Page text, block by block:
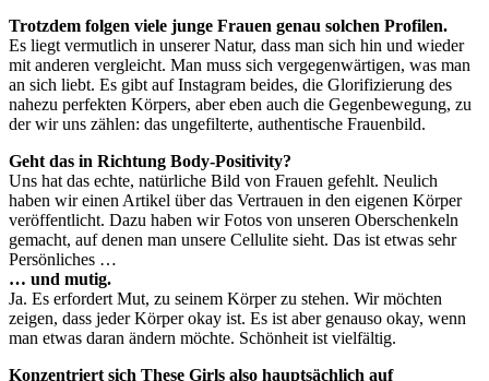
Trotzdem folgen viele junge Frauen genau solchen Profilen.
Es liegt vermutlich in unserer Natur, dass man sich hin und wieder
mit anderen vergleicht. Man muss sich vergegenwärtigen, was man
an sich liebt. Es gibt auf Instagram beides, die Glorifizierung des
nahezu perfekten Körpers, aber eben auch die Gegenbewegung, zu
der wir uns zählen: das ungefilterte, authentische Frauenbild.
Geht das in Richtung Body-Positivity?
Uns hat das echte, natürliche Bild von Frauen gefehlt. Neulich
haben wir einen Artikel über das Vertrauen in den eigenen Körper
veröffentlicht. Dazu haben wir Fotos von unseren Oberschenkeln
gemacht, auf denen man unsere Cellulite sieht. Das ist etwas sehr
Persönliches …
… und mutig.
Ja. Es erfordert Mut, zu seinem Körper zu stehen. Wir möchten
zeigen, dass jeder Körper okay ist. Es ist aber genauso okay, wenn
man etwas daran ändern möchte. Schönheit ist vielfältig.
Konzentriert sich These Girls also hauptsächlich auf